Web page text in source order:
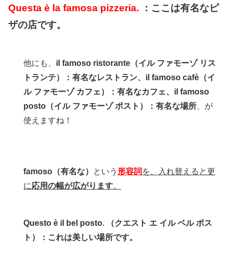
Questa è la famosa pizzeria. ：ここは有名なピ
ザの店です。
他にも、 il famoso ristorante（イル ファモーゾ リス
トランテ）：有名なレストラン、il famoso cafè（イ
ル ファモーゾ カフェ）：有名なカフェ、il famoso
posto（イル ファモーゾ ポスト）：有名な場所 、が
使えますね！
famoso（有名な） という 形容詞 を、入れ替えると更
に応用の幅が広がります。
Questo è il bel posto. （クエスト エ イル ベル ポス
ト）：これは美しい場所です。